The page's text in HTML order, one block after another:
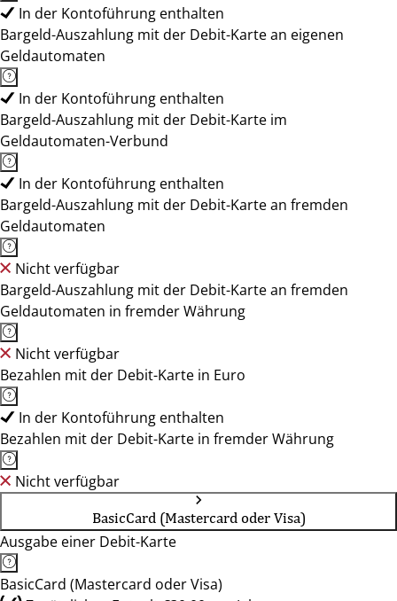
In der Kontoführung enthalten
Bargeld-Auszahlung mit der Debit-Karte an eigenen
Geldautomaten
In der Kontoführung enthalten
Bargeld-Auszahlung mit der Debit-Karte im
Geldautomaten-Verbund
In der Kontoführung enthalten
Bargeld-Auszahlung mit der Debit-Karte an fremden
Geldautomaten
Nicht verfügbar
Bargeld-Auszahlung mit der Debit-Karte an fremden
Geldautomaten in fremder Währung
Nicht verfügbar
Bezahlen mit der Debit-Karte in Euro
In der Kontoführung enthalten
Bezahlen mit der Debit-Karte in fremder Währung
Nicht verfügbar
BasicCard (Mastercard oder Visa)
Ausgabe einer Debit-Karte
BasicCard (Mastercard oder Visa)